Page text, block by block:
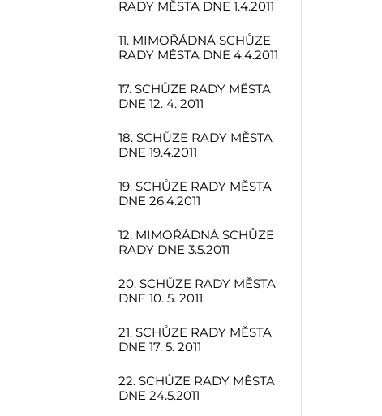
RADY MĚSTA DNE 1.4.2011
11. MIMOŘÁDNÁ SCHŮZE
RADY MĚSTA DNE 4.4.2011
17. SCHŮZE RADY MĚSTA
DNE 12. 4. 2011
18. SCHŮZE RADY MĚSTA
DNE 19.4.2011
19. SCHŮZE RADY MĚSTA
DNE 26.4.2011
12. MIMOŘÁDNÁ SCHŮZE
RADY DNE 3.5.2011
20. SCHŮZE RADY MĚSTA
DNE 10. 5. 2011
21. SCHŮZE RADY MĚSTA
DNE 17. 5. 2011
22. SCHŮZE RADY MĚSTA
DNE 24.5.2011